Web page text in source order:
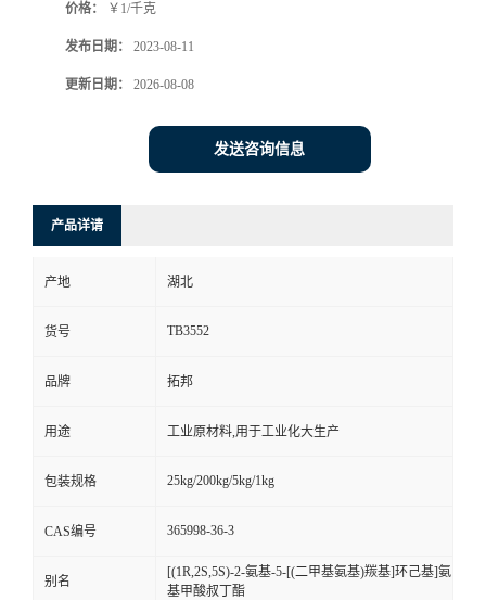
价格： ￥1/千克
发布日期： 2023-08-11
更新日期： 2026-08-08
发送咨询信息
产品详请
产地 湖北
货号 TB3552
品牌 拓邦
用途 工业原材料,用于工业化大生产
包装规格 25kg/200kg/5kg/1kg
CAS编号 365998-36-3
别名
[(1R,2S,5S)-2-氨基-5-[(二甲基氨基)羰基]环己基]氨
基甲酸叔丁酯